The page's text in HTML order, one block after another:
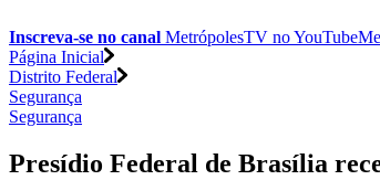
Inscreva-se no canal MetrópolesTV noYouTube
Página Inicial
Distrito Federal
Segurança
Segurança
Presídio Federal de Brasília